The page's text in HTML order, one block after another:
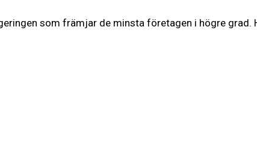
som främjar de minsta företagen i högre